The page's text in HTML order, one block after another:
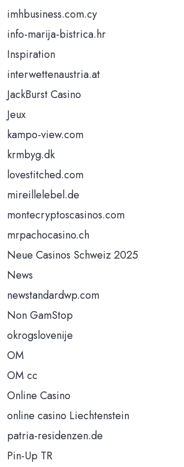
imhbusiness.com.cy
info-marija-bistrica.hr
Inspiration
interwettenaustria.at
JackBurst Casino
Jeux
kampo-view.com
krmbyg.dk
lovestitched.com
mireillelebel.de
montecryptoscasinos.com
mrpachocasino.ch
Neue Casinos Schweiz 2025
News
newstandardwp.com
Non GamStop
okrogslovenije
OM
OM cc
Online Casino
online casino Liechtenstein
patria-residenzen.de
Pin-Up TR